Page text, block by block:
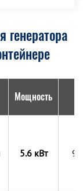
Мощность
5.6 кВт